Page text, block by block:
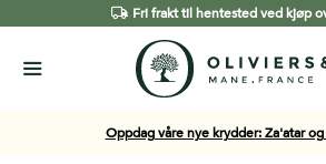
Fri frakt til hentested ved kjøp
Oppdag våre nye krydder: Za'atar